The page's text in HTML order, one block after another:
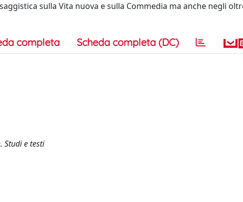
sulla Vita nuova e sulla Commedia ma anche negli
completa Scheda completa (DC)
Studi e testi